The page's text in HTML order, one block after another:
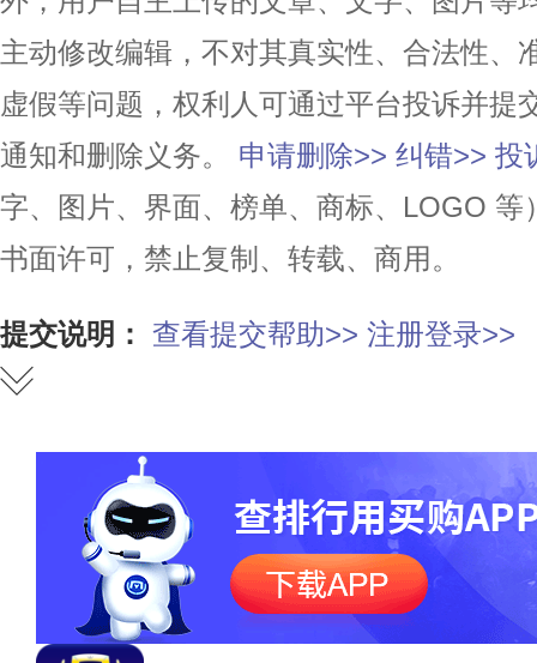
主动修改编辑，不对其真实性、合法性、
虚假等问题，权利人可通过平台投诉并提
通知和删除义务。
申请删除>> 纠错>> 投
字、图片、界面、榜单、商标、LOGO
书面许可，禁止复制、转载、商用。
提交说明： 查看提交帮助>> 注册登录>>